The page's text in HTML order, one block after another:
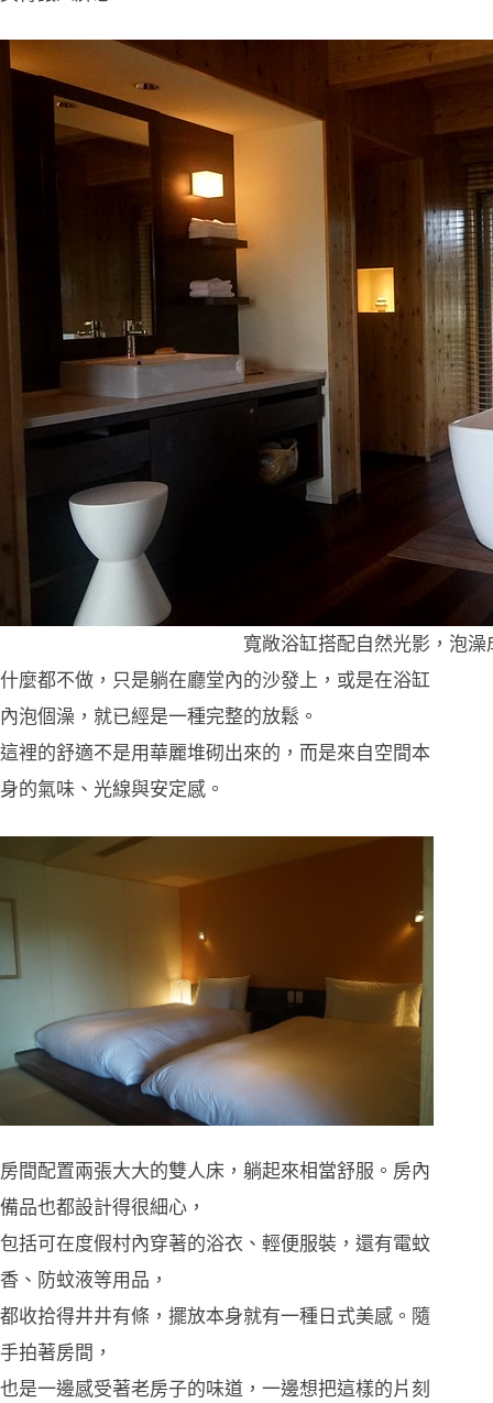
寬敞浴缸搭配自然光影，泡
什麼都不做，只是躺在廳堂內的沙發上，或是在浴缸
內泡個澡，就已經是一種完整的放鬆。
這裡的舒適不是用華麗堆砌出來的，而是來自空間本
身的氣味、光線與安定感。
房間配置兩張大大的雙人床，躺起來相當舒服。房內
備品也都設計得很細心，
包括可在度假村內穿著的浴衣、輕便服裝，還有電蚊
香、防蚊液等用品，
都收拾得井井有條，擺放本身就有一種日式美感。隨
手拍著房間，
也是一邊感受著老房子的味道，一邊想把這樣的片刻